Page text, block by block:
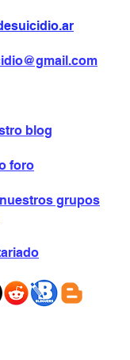
blog
foro
nuestros grupos